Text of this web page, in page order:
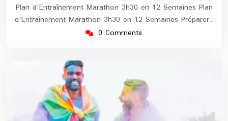
Plan d'Entraînement Marathon 3h30 en 12 Semaines Plan
d'Entraînement Marathon 3h30 en 12 Semaines Préparer…
0 Comments